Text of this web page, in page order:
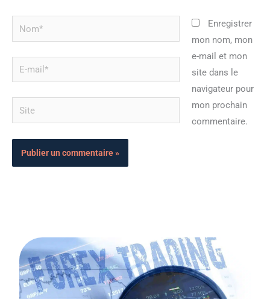
Nom*
mail*
Site
Enregistrer
mon nom, mon
e-mail et mon
site dans le
navigateur pour
mon prochain
commentaire.